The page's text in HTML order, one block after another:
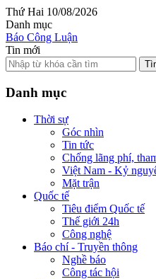
Thứ Hai 10/08/2026
Danh mục
Báo Công Luận
Tin mới
Danh mục
Thời sự
Góc nhìn
Tin tức
Chống lãng phí,
Việt Nam - Kỷ
Mặt trận
Quốc tế
Tiêu điểm Quốc tế
Thế giới 24h
Công nghệ
Báo chí - Truyền thông
Nghề báo
Công tác hội